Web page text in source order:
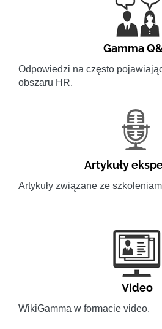
Gamma
Odpowiedzi na często
obszaru HR.
Artykuły
Artykuły związane ze
Video
WikiGamma w formacie video.